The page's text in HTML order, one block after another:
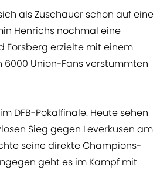
als Zuschauer schon auf eine
Henrichs nochmal eine
Forsberg erzielte mit einem
Union-Fans verstummten
DFB-Pokalfinale. Heute sehen
Sieg gegen Leverkusen am
seine direkte Champions-
geht es im Kampf mit